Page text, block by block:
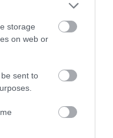
storage
on web or
sent to
STRATÉGIA KÉSZÜL,
08|Mindenki ügye
MEGNÉZNI
08